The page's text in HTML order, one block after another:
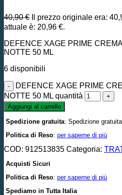
40,90€ Il prezzo originale era:
attuale è: 20,96 €.
DEFENCE XAGE PRIME
NOTTE 50 ML
6 disponibili
DEFENCE XAGE PRIME
NOTTE 50 ML quantità
Aggiungi al carrello
Spedizione gratuita: Spedizione
Politica di Reso: per saperne di più
COD: 912513835 Categoria:
Acquisti Sicuri
Politica di Reso: per saperne di più
Spediamo in Tutta Italia